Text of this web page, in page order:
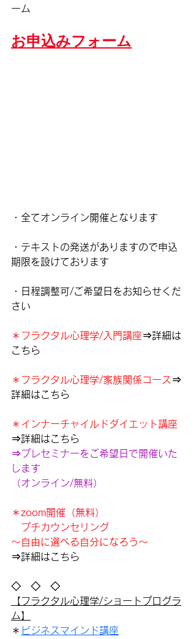
ーム
お申込みフォーム
・全てオンライン開催となります
・テキストの発送がありますので申込
期限を設けております
・日程調整可/ご希望日をお知らせくだ
さい
＊フラクタル心理学/入門講座⇒詳細は
こちら
＊フラクタル心理学/家族関係コース ⇒
詳細はこちら
＊インナーチャイルドダイエット講座
⇒詳細はこちら
⇒プレセミナーをご希望日で開催いた
します
（オンライン/無料）
＊zoom開催（無料）
プチカウンセリング
～自由に選べる自分になろう～
⇒詳細はこちら
◇　◇　◇
【フラクタル心理学/ショートプログラ
ム】
＊ ビジネスマインド講座